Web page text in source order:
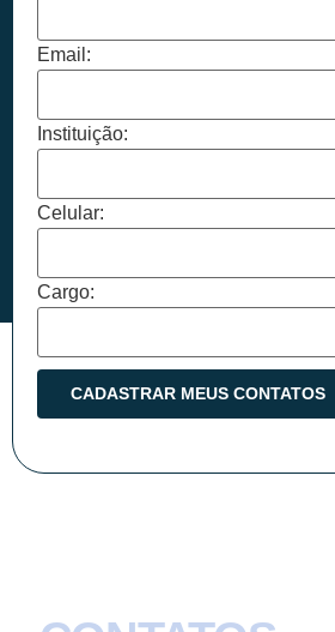
Email:
Instituição:
Celular:
Cargo: